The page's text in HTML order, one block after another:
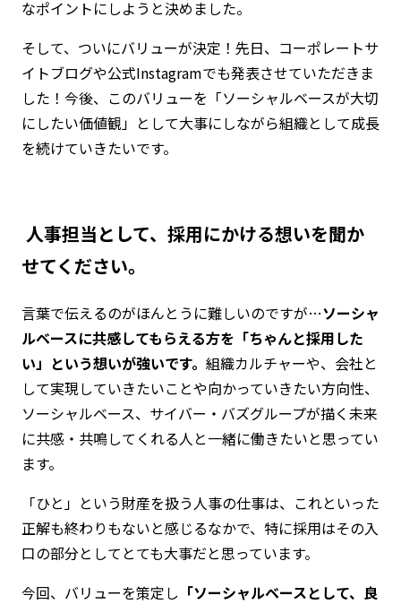
なポイントにしようと決めました。
そして、ついにバリューが決定！先日、コーポレートサ
イトブログや公式Instagramでも発表させていただきま
した！今後、このバリューを「ソーシャルベースが大切
にしたい価値観」として大事にしながら組織として成長
を続けていきたいです。
―― 人事担当として、採用にかける想いを聞か
せてください。
言葉で伝えるのがほんとうに難しいのですが…ソーシャ
ルベースに共感してもらえる方を「ちゃんと採用した
い」という想いが強いです。 組織カルチャーや、会社と
して実現していきたいことや向かっていきたい方向性、
ソーシャルベース、サイバー・バズグループが描く未来
に共感・共鳴してくれる人と一緒に働きたいと思ってい
ます。
「ひと」という財産を扱う人事の仕事は、これといった
正解も終わりもないと感じるなかで、特に採用はその入
口の部分としてとても大事だと思っています。
今回、バリューを策定し 「ソーシャルベースとして、良